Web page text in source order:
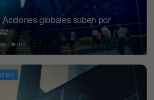
globales suben por
612